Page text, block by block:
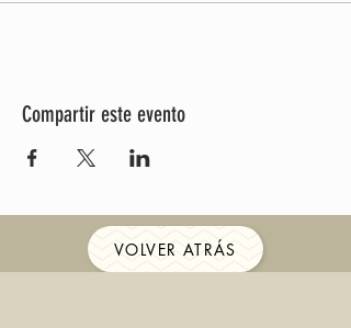
Compartir este evento
VOLVER ATRÁS